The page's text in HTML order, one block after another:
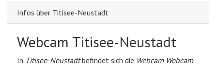
Infos über Titisee-Neustadt
Webcam Titisee-Neustadt
In Titisee-Neustadtbefindet sich die Webcam Webcam